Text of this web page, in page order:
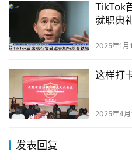
TikTok
就职典
2025年1月
这样打
2025年4月
发表回复